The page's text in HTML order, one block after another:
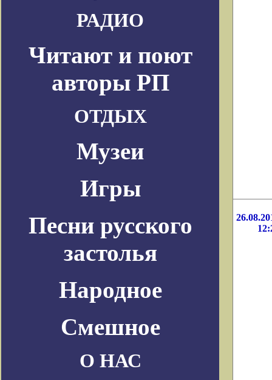
РАДИО
Читают и поют
авторы РП
ОТДЫХ
Музеи
Игры
Песни русского
застолья
Народное
Смешное
О НАС